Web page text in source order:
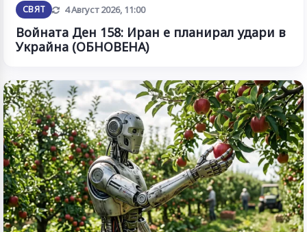
СВЯТ Обновена
4 Август 2026, 11:00
Войната Ден 158: Иран е планирал удари в
Украйна (ОБНОВЕНА)